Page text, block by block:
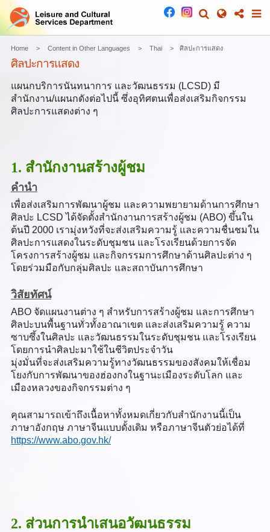
Home Content in Other Languages Thai ศิลปะการแสดง
ศิลปะการแสดง
แผนกบริการนันทนาการ และวัฒนธรรม (LCSD) มี
สำนักงาน/แผนกดังต่อไปนี้ ซึ่งอุทิศตนเพื่อส่งเสริมกิจกรรม
ศิลปะการแสดงต่าง ๆ
1. สำนักงานสร้างผู้ชม
คำนำ
เพื่อส่งเสริมการพัฒนาผู้ชม และความพยายามด้านการศึกษา
ศิลปะ LCSD ได้จัดตั้งสำนักงานการสร้างผู้ชม (ABO) ขึ้นใน
ต้นปี 2000 เรามุ่งหวังที่จะส่งเสริมความรู้ และความชื่นชมใน
ศิลปะการแสดงในระดับชุมชน และโรงเรียนด้วยการจัด
โครงการสร้างผู้ชม และกิจกรรมการศึกษาด้านศิลปะต่าง ๆ
โดยร่วมมือกับกลุ่มศิลปะ และสถาบันการศึกษา
วิสัยทัศน์
ABO จัดแผนงานต่าง ๆ สำหรับการสร้างผู้ชม และการศึกษา
ศิลปะบนพื้นฐานทั่วทั้งอาณาเขต และส่งเสริมความรู้ ความ
ซาบซึ้งในศิลปะ และวัฒนธรรมในระดับชุมชน และโรงเรียน
โดยการนำศิลปะมาใช้ในชีวิตประจำวัน
มุ่งมั่นที่จะส่งเสริมความรู้ทางวัฒนธรรมของสังคมให้เชื่อม
โยงกับการพัฒนาของฮ่องกงในฐานะเมืองระดับโลก และ
เมืองหลวงของกิจกรรมต่าง ๆ
คุณสามารถเข้าถึงเนื้อหาทั้งหมดเกี่ยวกับสำนักงานนี้เป็น
ภาษาอังกฤษ ภาษาจีนแบบดั้งเดิม หรือภาษาจีนตัวย่อได้ที่
https://www.abo.gov.hk/
2. ส่วนการนำเสนอวัฒนธรรม